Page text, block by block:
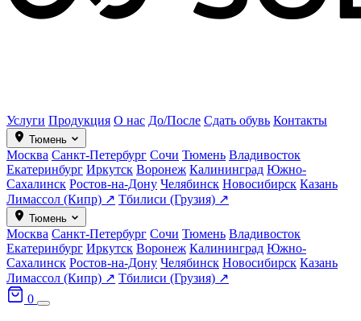
Услуги Продукция О нас До/После Сдать обувь Контакты
Тюмень
Москва Санкт-Петербург Сочи Тюмень Владивосток
Екатеринбург Иркутск Воронеж Калининград Южно-
Сахалинск Ростов-на-Дону Челябинск Новосибирск Казань
Лимассол (Кипр) ↗ Тбилиси (Грузия) ↗
Тюмень
Москва Санкт-Петербург Сочи Тюмень Владивосток
Екатеринбург Иркутск Воронеж Калининград Южно-
Сахалинск Ростов-на-Дону Челябинск Новосибирск Казань
Лимассол (Кипр) ↗ Тбилиси (Грузия) ↗
0